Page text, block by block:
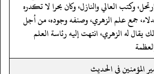
وكتب العالي والنازل، وكان بحرا لا تكدره
جمع علم الزهري، وصنفه وجوده، من أجل
يقال له الزهري، انتهت إليه رئاسة العلم
المؤمنين في الحديث